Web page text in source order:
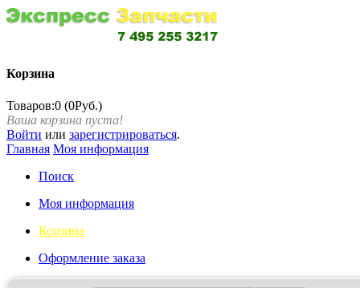
Корзина
Товаров:0 (0Руб.)
Ваша корзина пуста!
Войти или зарегистрироваться.
Главная Моя информация
Поиск
Моя информация
Корзина
Оформление заказа